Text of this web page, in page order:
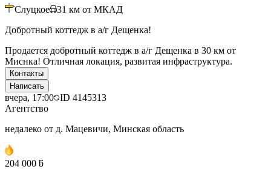
Слуцкое 31 км от МКАД
Добротный коттедж в а/г Дещенка!
Продается добротный коттедж в а/г Дещенка в 30 км от
Миснка! Отличная локация, развитая инфраструктура.
Контакты
Написать
вчера, 17:00 ID 4145313
Агентство
недалеко от д. Мацевичи, Минская область
204 000 ƃ